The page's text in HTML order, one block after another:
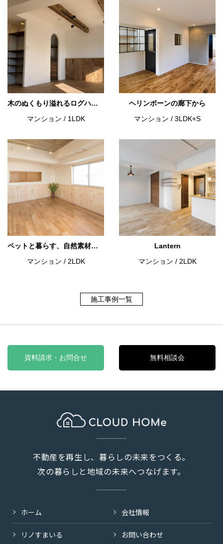
木のぬくもり溢れるログハウスのような空間
マンション / 1LDK
ヘリンボーンの廊下から
マンション / 3LDK+S
ペットと暮らす、自然素材のある生活
マンション / 2LDK
Lantern
マンション / 2LDK
施工事例一覧
資料請求・お問合せ 無料相談会
不動産を再生し、暮らしの未来をつくる。
次の暮らしと地域の未来へつなげます。
ホーム
リノすまいる
会社情報
お問い合わせ